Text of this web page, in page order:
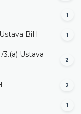
1
BiH 1
Ustava
2
2
1